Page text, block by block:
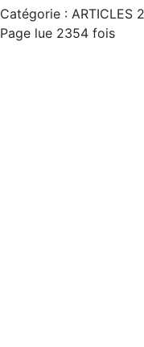
Catégorie : ARTICLES
Page lue 2354 fois